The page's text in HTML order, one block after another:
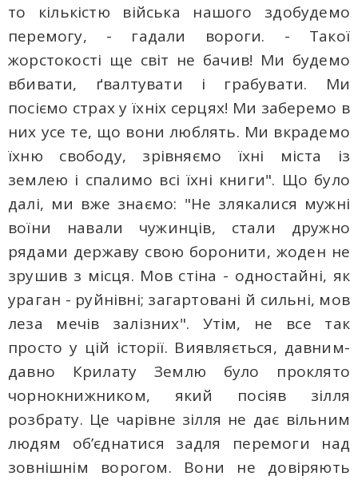
то кількістю війська нашого здобудемо
перемогу, - гадали вороги. - Такої
жорстокості ще світ не бачив! Ми будемо
вбивати, ґвалтувати і грабувати. Ми
посіємо страх у їхніх серцях! Ми заберемо в
них усе те, що вони люблять. Ми вкрадемо
їхню свободу, зрівняємо їхні міста із
землею і спалимо всі їхні книги". Що було
далі, ми вже знаємо: "Не злякалися мужні
воїни навали чужинців, стали дружно
рядами державу свою боронити, жоден не
зрушив з місця. Мов стіна - одностайні, як
ураган - руйнівні; загартовані й сильні, мов
леза мечів залізних". Утім, не все так
просто у цій історії. Виявляється, давним-
давно Крилату Землю було проклято
чорнокнижником, який посіяв зілля
розбрату. Це чарівне зілля не дає вільним
людям об’єднатися задля перемоги над
зовнішнім ворогом. Вони не довіряють